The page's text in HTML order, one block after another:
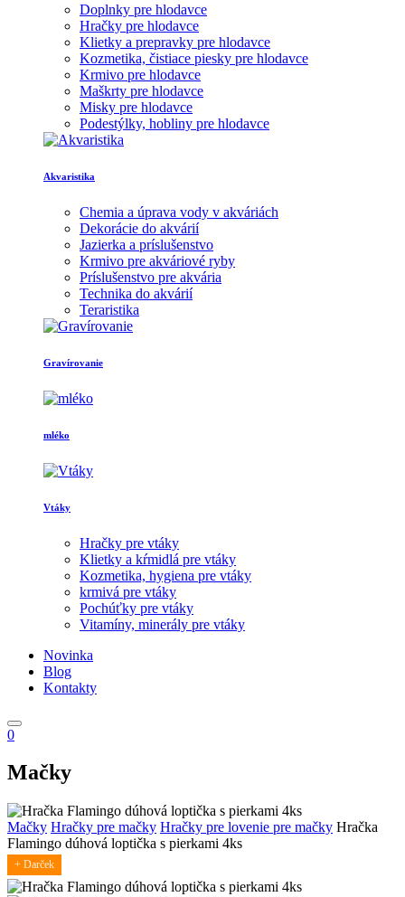
Doplnky pre hlodavce
Hračky pre hlodavce
Klietky a prepravky pre hlodavce
Kozmetika, čistiace piesky pre hlodavce
Krmivo pre hlodavce
Maškrty pre hlodavce
Misky pre hlodavce
Podestýlky, hobliny pre hlodavce
Akvaristika
Chemia a úprava vody v akváriách
Dekorácie do akvárií
Jazierka a príslušenstvo
Krmivo pre akváriové ryby
Príslušenstvo pre akvária
Technika do akvárií
Teraristika
Gravírovanie
mléko
Vtáky
Hračky pre vtáky
Klietky a kŕmidlá pre vtáky
Kozmetika, hygiena pre vtáky
krmivá pre vtáky
Pochúťky pre vtáky
Vitamíny, minerály pre vtáky
Novinka
Blog
Kontakty
0
Mačky
Mačky Hračky pre mačky Hračky pre lovenie pre mačky Hračka
Flamingo dúhová loptička s pierkami 4ks
+ Darček